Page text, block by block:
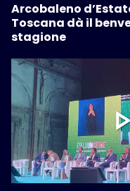
Arcobaleno
Toscana dà il
stagione